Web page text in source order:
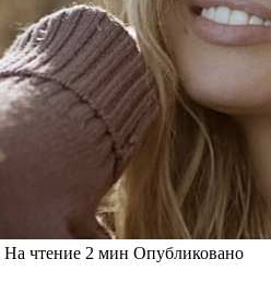
На чтение 2 мин Опубликовано